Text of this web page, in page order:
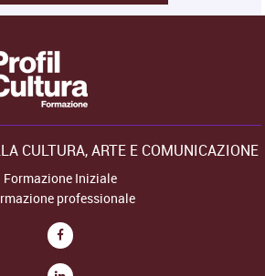
CULTURA, ARTE E COMUNICAZIONE
Formazione Iniziale
professionale